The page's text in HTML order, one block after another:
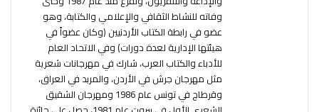
وفاته للنشاط الثقافي والإعلامي والكتابة، وهو
عضو في رابطة الكتاب الأردنيين (وكان عضواً في
هيئتها الإدارية لعدة دورات) وفي الاتحاد العام
للأدباء والكتاب العرب، شارك في مهرجانات شعرية
مثل مهرجان جرش في الأردن، والمربد في العراق،
وقرطاج في تونس عام 1986 ومهرجان الشقيق